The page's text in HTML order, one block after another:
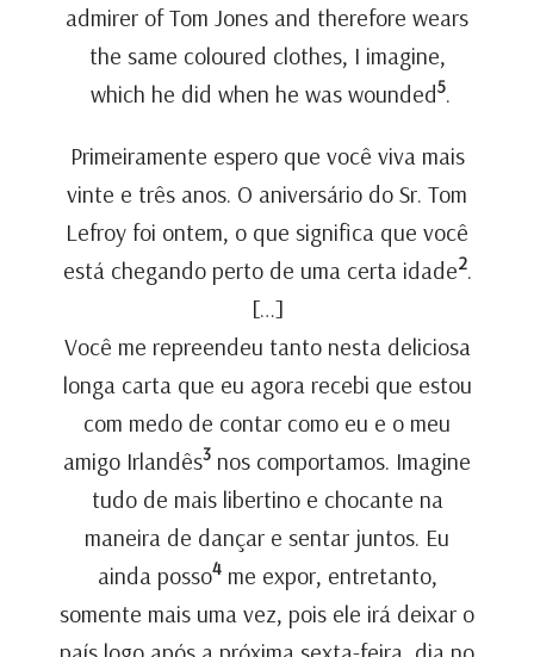
admirer of Tom Jones and therefore wears
the same coloured clothes, I imagine,
which he did when he was wounded5.
Primeiramente espero que você viva mais
vinte e três anos. O aniversário do Sr. Tom
Lefroy foi ontem, o que significa que você
está chegando perto de uma certa idade2.
[…]
Você me repreendeu tanto nesta deliciosa
longa carta que eu agora recebi que estou
com medo de contar como eu e o meu
amigo Irlandês3 nos comportamos. Imagine
tudo de mais libertino e chocante na
maneira de dançar e sentar juntos. Eu
ainda posso4me expor, entretanto,
somente mais uma vez, pois ele irá deixar o